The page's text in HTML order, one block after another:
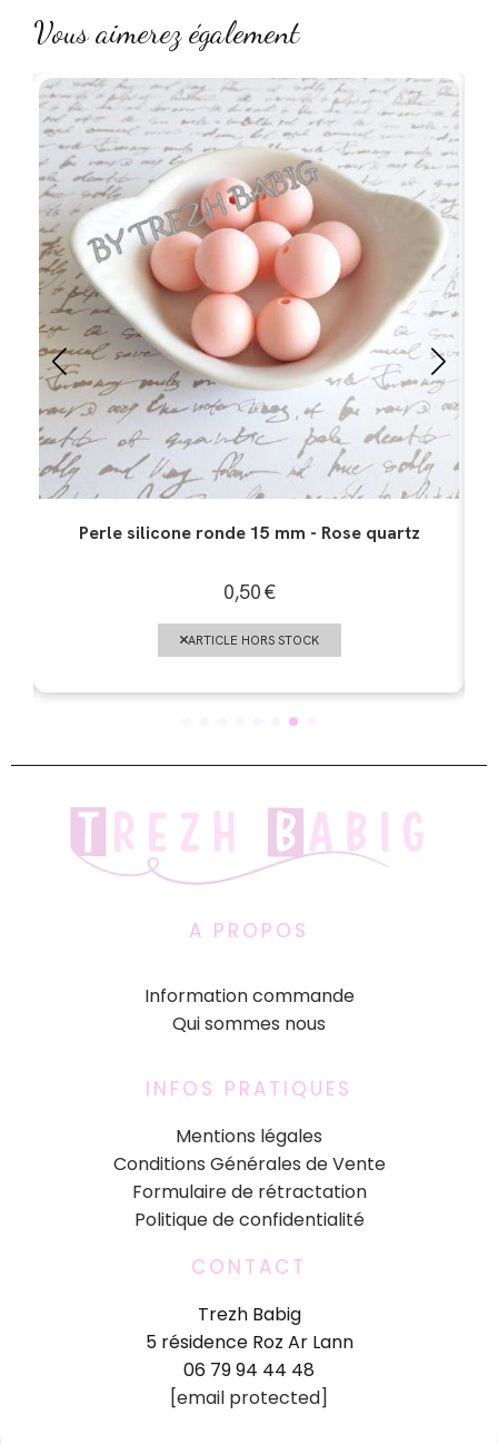
Vous aimerez également
Perle silicone ronde 15 mm - Pastel rose
0,40€
AJOUTER AU PANIER
A PROPOS
Information commande
Qui sommes nous
INFOS PRATIQUES
Mentions légales
Conditions Générales de Vente
Formulaire de rétractation
Politique de confidentialité
CONTACT
Trezh Babig
5 résidence Roz Ar Lann
06 79 94 44 48
[email protected]